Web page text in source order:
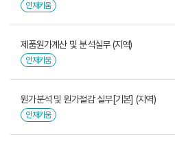
인재키움
제품원가계산 및 분석실무 (지역)
인재키움
원가분석 및 원가절감 실무[기본] (지역)
인재키움